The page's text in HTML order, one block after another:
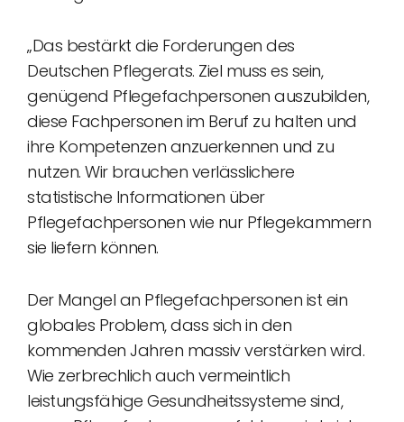
„Das bestärkt die Forderungen des
Deutschen Pflegerats. Ziel muss es sein,
genügend Pflegefachpersonen auszubilden,
diese Fachpersonen im Beruf zu halten und
ihre Kompetenzen anzuerkennen und zu
nutzen. Wir brauchen verlässlichere
statistische Informationen über
Pflegefachpersonen wie nur Pflegekammern
sie liefern können.
Der Mangel an Pflegefachpersonen ist ein
globales Problem, dass sich in den
kommenden Jahren massiv verstärken wird.
Wie zerbrechlich auch vermeintlich
leistungsfähige Gesundheitssysteme sind,